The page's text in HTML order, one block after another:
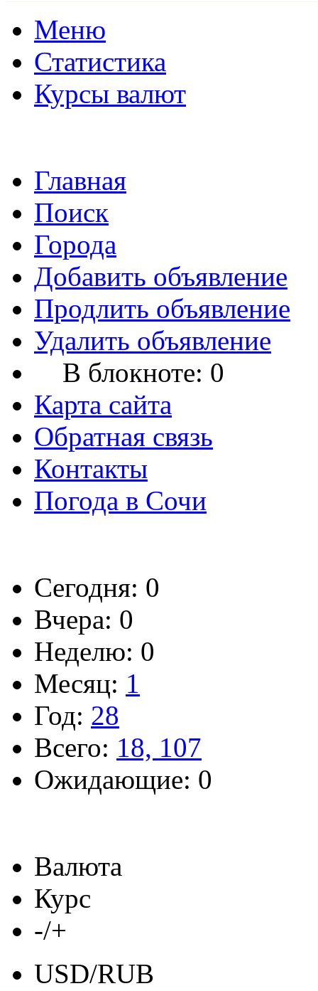
Меню
Статистика
Курсы валют
Главная
Поиск
Города
Добавить объявление
Продлить объявление
Удалить объявление
В блокноте: 0
Карта сайта
Обратная связь
Контакты
Погода в Сочи
Сегодня: 0
Вчера: 0
Неделю: 0
Месяц: 1
Год: 28
Всего: 18, 107
Ожидающие: 0
Валюта
Курс
-/+
USD/RUB